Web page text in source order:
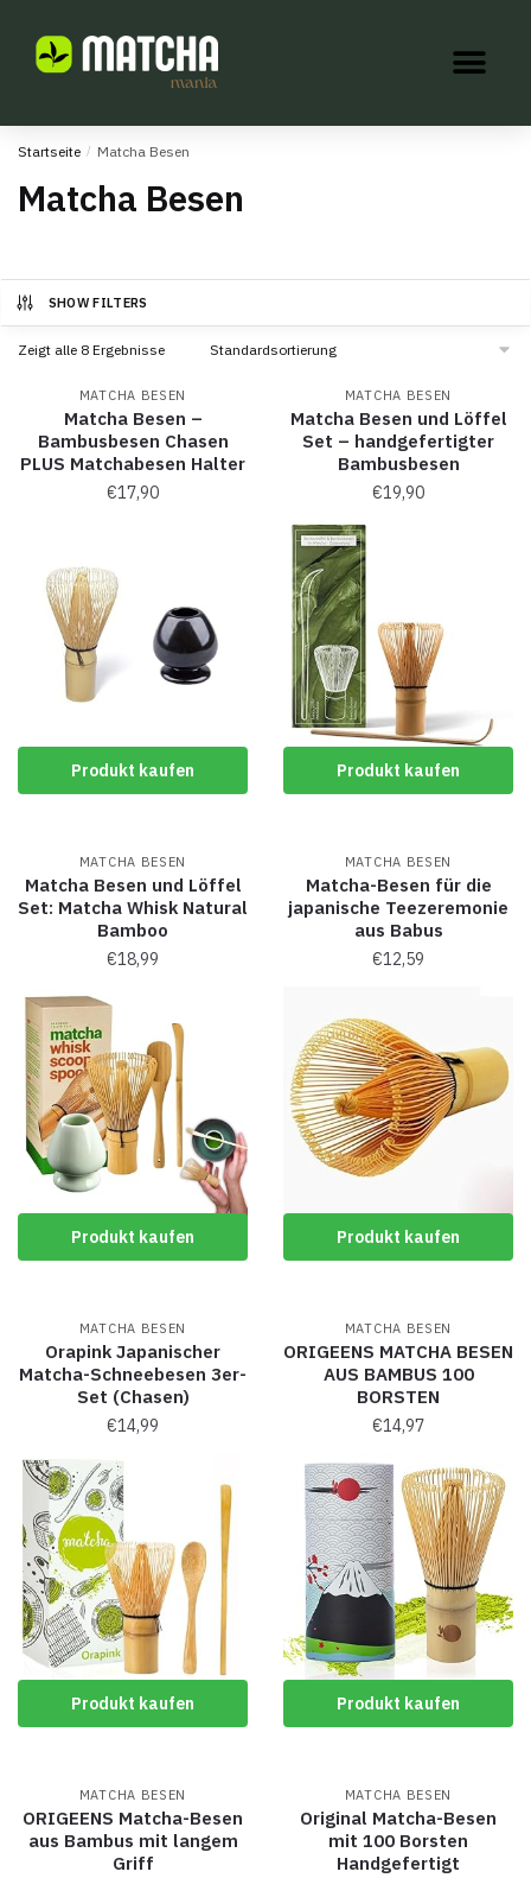
Startseite / Matcha Besen
Matcha Besen
SHOW FILTERS
Zeigt alle 8 Ergebnisse
MATCHA BESEN
Matcha Besen –
Bambusbesen Chasen
PLUS Matchabesen Halter
€17,90
Produkt kaufen
MATCHA BESEN
Matcha Besen und Löffel
Set – handgefertigter
Bambusbesen
€19,90
Produkt kaufen
MATCHA BESEN
Matcha Besen und Löffel
Set: Matcha Whisk Natural
Bamboo
€18,99
Produkt kaufen
MATCHA BESEN
Matcha-Besen für die
japanische Teezeremonie
aus Babus
€12,59
Produkt kaufen
MATCHA BESEN
Orapink Japanischer
Matcha-Schneebesen 3er-
Set (Chasen)
€14,99
Produkt kaufen
MATCHA BESEN
ORIGEENS MATCHA BESEN
AUS BAMBUS 100
BORSTEN
€14,97
Produkt kaufen
MATCHA BESEN
ORIGEENS Matcha-Besen
aus Bambus mit langem
Griff
MATCHA BESEN
Original Matcha-Besen
mit 100 Borsten
Handgefertigt